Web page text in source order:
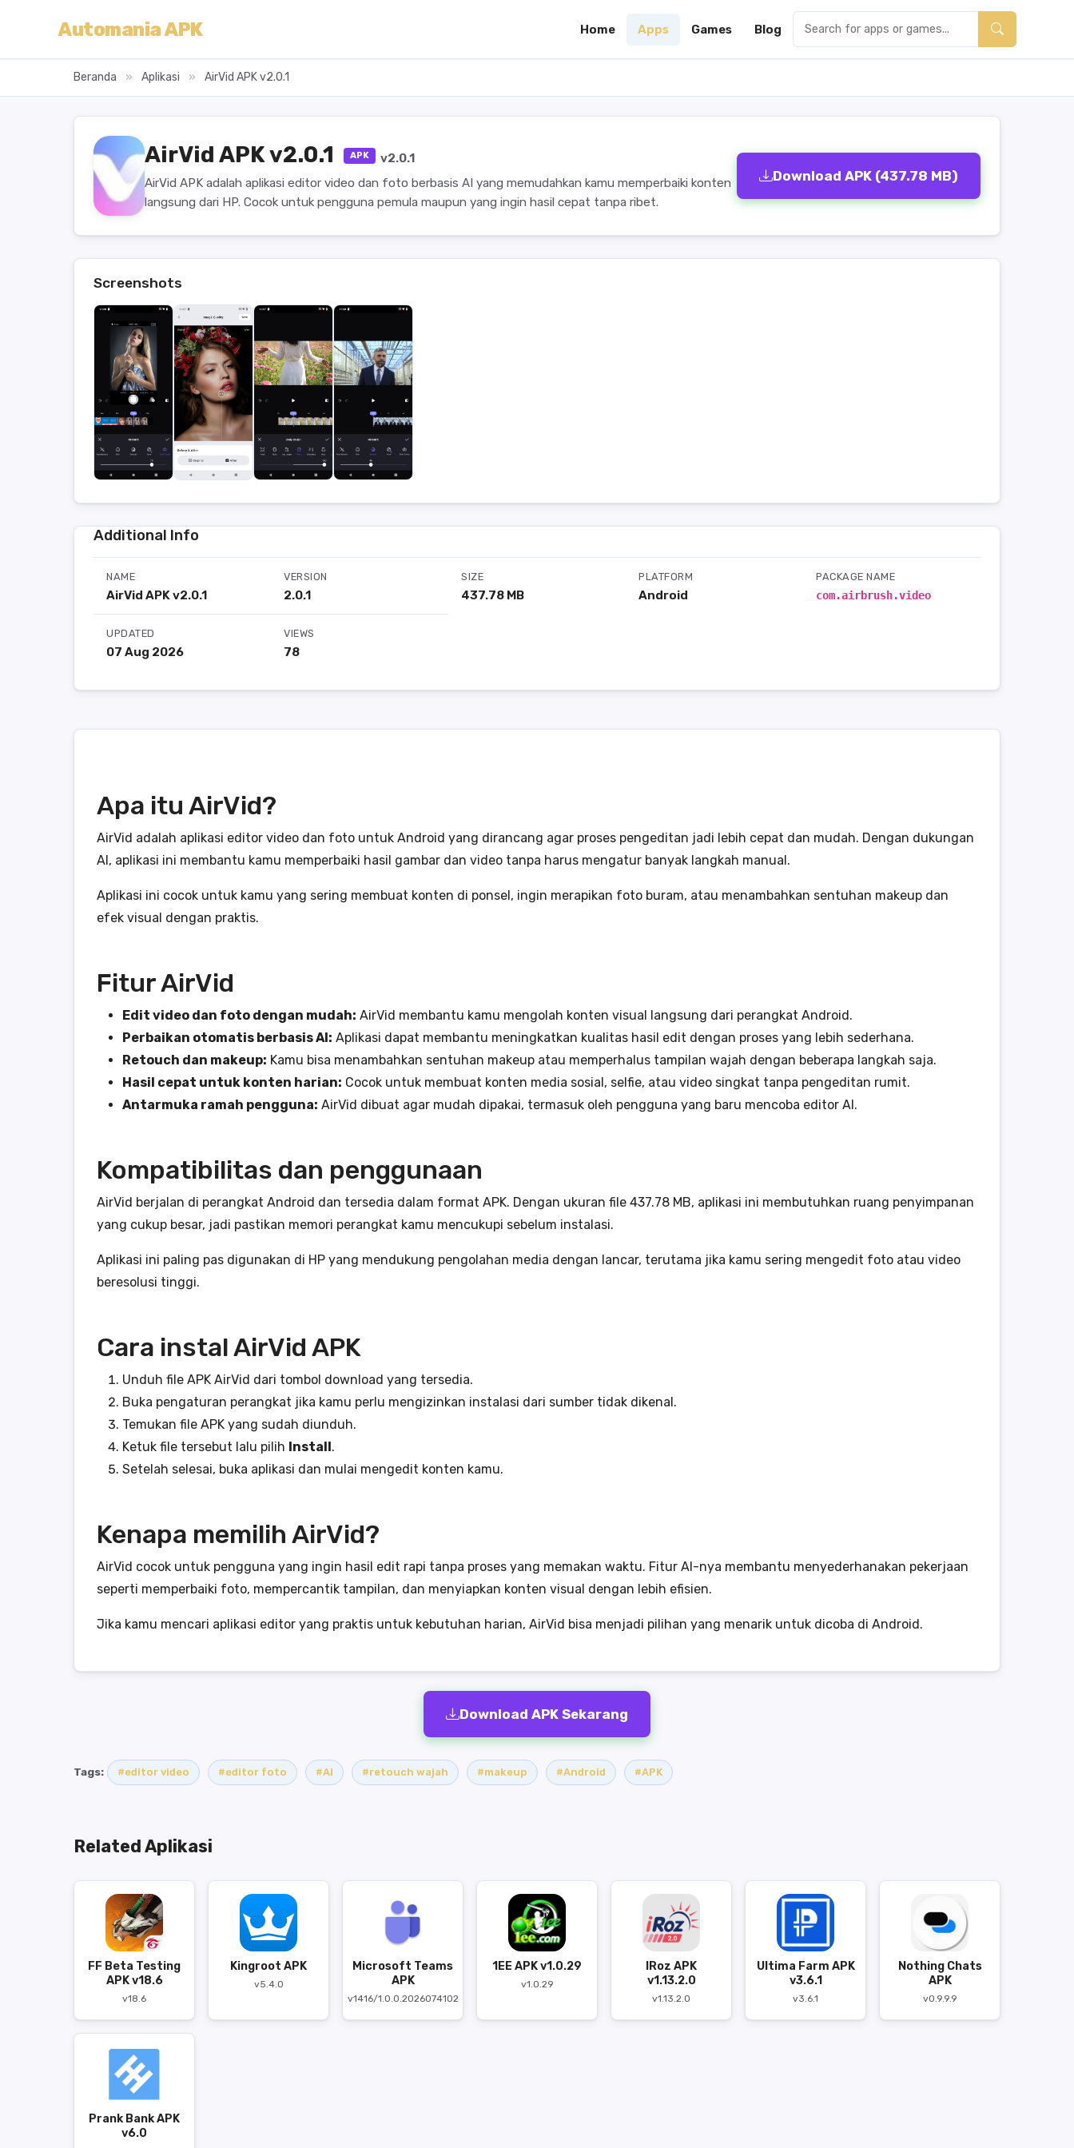
Automania APK Home Apps Games Blog
Beranda » Aplikasi » AirVid APK v2.0.1
AirVid APK v2.0.1 APK
v2.0.1
AirVid APK adalah aplikasi editor video dan foto berbasis AI yang memudahkan kamu memperbaiki konten
langsung dari HP. Cocok untuk pengguna pemula maupun yang ingin hasil cepat tanpa ribet.
Download APK (437.78 MB)
Screenshots
Additional Info
NAME
AirVid APK v2.0.1
VERSION
2.0.1
SIZE
437.78 MB
PLATFORM
Android
PACKAGE NAME
com.airbrush.video
UPDATED
07 Aug 2026
VIEWS
78
Apa itu AirVid?
AirVid adalah aplikasi editor video dan foto untuk Android yang dirancang agar proses pengeditan jadi lebih cepat dan mudah. Dengan dukungan
AI, aplikasi ini membantu kamu memperbaiki hasil gambar dan video tanpa harus mengatur banyak langkah manual.
Aplikasi ini cocok untuk kamu yang sering membuat konten di ponsel, ingin merapikan foto buram, atau menambahkan sentuhan makeup dan
efek visual dengan praktis.
Fitur AirVid
Edit video dan foto dengan mudah: AirVid membantu kamu mengolah konten visual langsung dari perangkat Android.
Perbaikan otomatis berbasis AI: Aplikasi dapat membantu meningkatkan kualitas hasil edit dengan proses yang lebih sederhana.
Retouch dan makeup: Kamu bisa menambahkan sentuhan makeup atau memperhalus tampilan wajah dengan beberapa langkah saja.
Hasil cepat untuk konten harian: Cocok untuk membuat konten media sosial, selfie, atau video singkat tanpa pengeditan rumit.
Antarmuka ramah pengguna: AirVid dibuat agar mudah dipakai, termasuk oleh pengguna yang baru mencoba editor AI.
Kompatibilitas dan penggunaan
AirVid berjalan di perangkat Android dan tersedia dalam format APK. Dengan ukuran file 437.78 MB, aplikasi ini membutuhkan ruang penyimpanan
yang cukup besar, jadi pastikan memori perangkat kamu mencukupi sebelum instalasi.
Aplikasi ini paling pas digunakan di HP yang mendukung pengolahan media dengan lancar, terutama jika kamu sering mengedit foto atau video
beresolusi tinggi.
Cara instal AirVid APK
Unduh file APK AirVid dari tombol download yang tersedia.
Buka pengaturan perangkat jika kamu perlu mengizinkan instalasi dari sumber tidak dikenal.
Temukan file APK yang sudah diunduh.
Ketuk file tersebut lalu pilih Install.
Setelah selesai, buka aplikasi dan mulai mengedit konten kamu.
Kenapa memilih AirVid?
AirVid cocok untuk pengguna yang ingin hasil edit rapi tanpa proses yang memakan waktu. Fitur AI-nya membantu menyederhanakan pekerjaan
seperti memperbaiki foto, mempercantik tampilan, dan menyiapkan konten visual dengan lebih efisien.
Jika kamu mencari aplikasi editor yang praktis untuk kebutuhan harian, AirVid bisa menjadi pilihan yang menarik untuk dicoba di Android.
Download APK Sekarang
Tags: #editor video #editor foto #AI #retouch wajah #makeup #Android #APK
Related Aplikasi
FF Beta Testing
APK v18.6
v18.6
Kingroot APK
v5.4.0
Microsoft Teams
APK
v1416/1.0.0.2026074102
1EE APK v1.0.29
v1.0.29
IRoz APK
v1.13.2.0
v1.13.2.0
Ultima Farm APK
v3.6.1
v3.6.1
Nothing Chats
APK
v0.9.9.9
Prank Bank APK
v6.0